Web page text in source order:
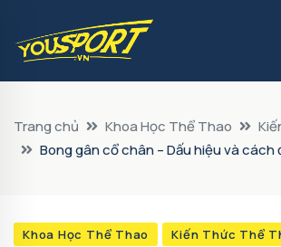
Trang chủ Khoa Học Thể Thao
Bong gân cổ chân – Dấu hiệu và cách
Khoa Học Thể Thao Kiến Thức Thể